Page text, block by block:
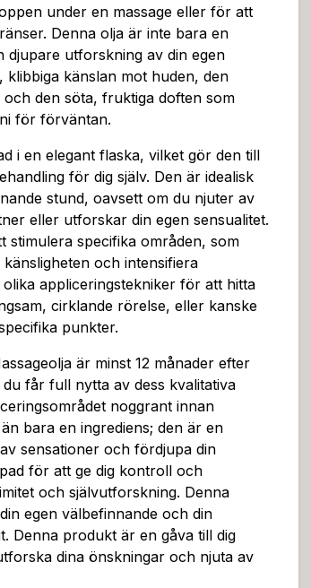
under en massage eller för att
Denna olja är inte bara en
djupare utforskning av din egen
klibbiga känslan mot huden, den
den söta, fruktiga doften som
för förväntan.
i en elegant flaska, vilket gör den till
för dig själv. Den är idealisk
stund, oavsett om du njuter av
eller utforskar din egen sensualitet.
stimulera specifika områden, som
och intensifiera
appliceringstekniker för att hitta
cirklande rörelse, eller kanske
punkter.
är minst 12 månader efter
får full nytta av dess kvalitativa
noggrant innan
bara en ingrediens; den är en
sensationer och fördjupa din
för att ge dig kontroll och
och självutforskning. Denna
egen välbefinnande och din
Denna produkt är en gåva till dig
dina önskningar och njuta av